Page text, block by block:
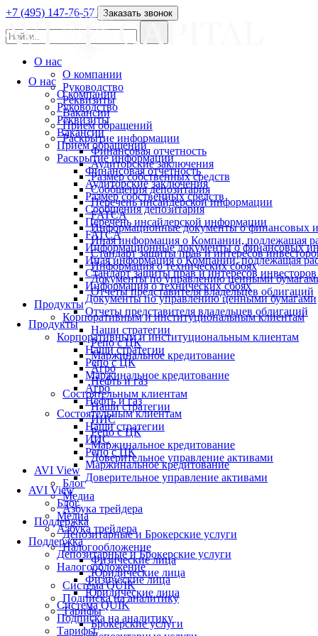
О нас
О компании
Руководство
Реквизиты
Вакансии
Прием обращений
Раскрытие информации
Финансовая отчетность
Аудиторские заключения
Размер собственных средств
Сообщения депозитария
Перечень инсайдерской информации
FATCA
Информационные документы о финансовых
Иная информация о Компании, подлежащая
Стандарт защиты прав и интересов инвесторов
Информация о технических сбоях
Документы по управлению ценными бумагами
Отчеты представителя владельцев облигаций
Продукты
Корпоративным и институциональным клиентам
Наши стратегии
Репо с ЦК
Маржинальное кредитование
Агро
Нефть и газ
Состоятельным клиентам
Наши стратегии
ИИС
Репо с ЦК
Маржинальное кредитование
Доверительное управление активами
AVI View
Блог
Медиа
Азбука трейдера
Поддержка
Депозитарные и Брокерские услуги
Налогообложение
Физические лица
Юридические лица
Система QUIK
Подписка на аналитику
Тарифы
+7 (495) 147-76-57 Заказать звонок
О нас
О компании
Руководство
Реквизиты
Вакансии
Прием обращений
Раскрытие информации
Финансовая отчетность
Аудиторские заключения
Размер собственных средств
Сообщения депозитария
Перечень инсайдерской информации
FATCA
Информационные документы о финансовых
Иная информация о Компании, подлежащая
Стандарт защиты прав и интересов
Информация о технических сбоях
Документы по управлению ценными
Отчеты представителя владельцев облигаций
Продукты
Корпоративным и институциональным клиентам
Наши стратегии
Репо с ЦК
Маржинальное кредитование
Агро
Нефть и газ
Состоятельным клиентам
Наши стратегии
ИИС
Репо с ЦК
Маржинальное кредитование
Доверительное управление активами
AVI View
Блог
Медиа
Азбука трейдера
Поддержка
Депозитарные и Брокерские услуги
Налогообложение
Физические лица
Юридические лица
Система QUIK
Подписка на аналитику
Тарифы
Брокерские услуги